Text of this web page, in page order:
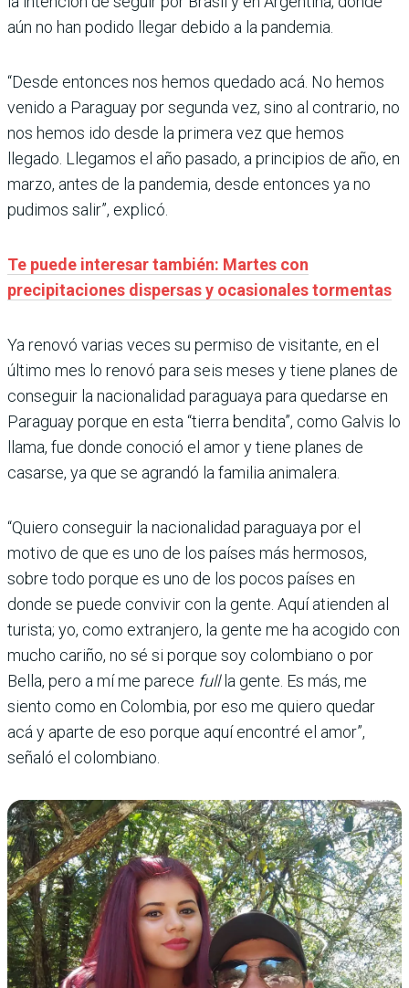
aún no han podido llegar debido a la pandemia.
“Desde entonces nos hemos quedado acá. No hemos
venido a Paraguay por segunda vez, sino al contrario, no
nos hemos ido desde la primera vez que hemos
llegado. Llegamos el año pasado, a principios de año, en
marzo, antes de la pandemia, desde entonces ya no
pudimos salir”, explicó.
Te puede interesar también: Martes con
precipitaciones dispersas y ocasionales tormentas
Ya renovó varias veces su permiso de visitante, en el
último mes lo renovó para seis meses y tiene planes de
conseguir la nacionalidad paraguaya para quedarse en
Paraguay porque en esta “tierra bendita”, como Galvis lo
llama, fue donde conoció el amor y tiene planes de
casarse, ya que se agrandó la familia animalera.
“Quiero conseguir la nacionalidad paraguaya por el
motivo de que es uno de los países más hermosos,
sobre todo porque es uno de los pocos países en
donde se puede convivir con la gente. Aquí atienden al
turista; yo, como extranjero, la gente me ha acogido con
mucho cariño, no sé si porque soy colombiano o por
Bella, pero a mí me parece fullla gente. Es más, me
siento como en Colombia, por eso me quiero quedar
acá y aparte de eso porque aquí encontré el amor”,
señaló el colombiano.